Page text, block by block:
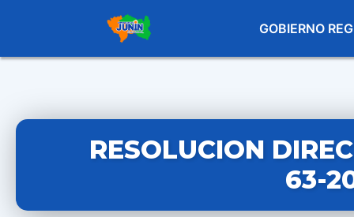
GOBIERNO
RESOLUCION
63-